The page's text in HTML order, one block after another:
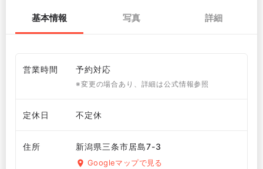
基本情報 写真 詳細
営業時間 予約対応
※変更の場合あり、詳細は公式情報参照
定休日 不定休
住所 新潟県三条市居島7-3
Googleマップで見る